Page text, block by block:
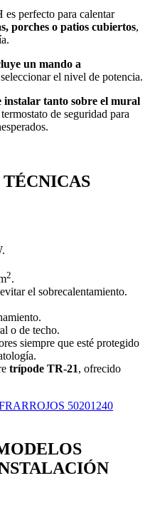
perfecto para calentar
porches o patios cubiertos,
un mando a
el nivel de potencia.
instalar tanto sobre el mural
de seguridad para
2.
el sobrecalentamiento.
o de techo.
siempre que esté protegido
trípode TR-21, ofrecido
50201240